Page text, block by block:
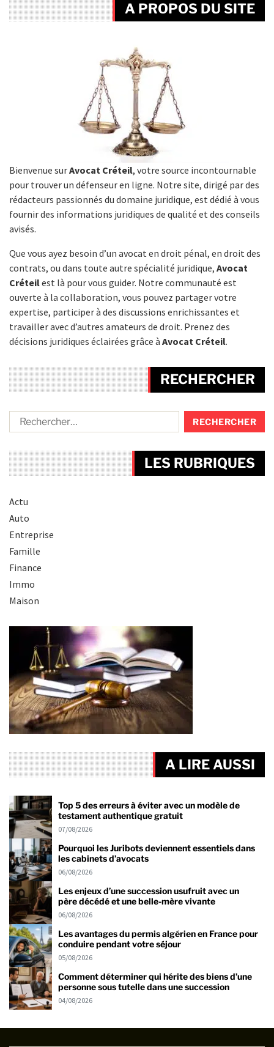
A PROPOS DU SITE
Bienvenue surAvocat Créteil, votre source incontournable
pour trouver un défenseur en ligne. Notre site, dirigé par des
rédacteurs passionnés du domaine juridique, est dédié à vous
fournir des informations juridiques de qualité et des conseils
avisés.
Que vous ayez besoin d’un avocat en droit pénal, en droit des
contrats, ou dans toute autre spécialité juridique, Avocat
Créteilest là pour vous guider. Notre communauté est
ouverte à la collaboration, vous pouvez partager votre
expertise, participer à des discussions enrichissantes et
travailler avec d’autres amateurs de droit. Prenez des
décisions juridiques éclairées grâce à Avocat Créteil.
RECHERCHER
LES RUBRIQUES
Actu
Auto
Entreprise
Famille
Finance
Immo
Maison
A LIRE AUSSI
Top 5 des erreurs à éviter avec un modèle de
testament authentique gratuit
07/08/2026
Pourquoi les Juribots deviennent essentiels dans
les cabinets d’avocats
06/08/2026
Les enjeux d’une succession usufruit avec un
père décédé et une belle-mère vivante
06/08/2026
Les avantages du permis algérien en France pour
conduire pendant votre séjour
05/08/2026
Comment déterminer qui hérite des biens d’une
personne sous tutelle dans une succession
04/08/2026